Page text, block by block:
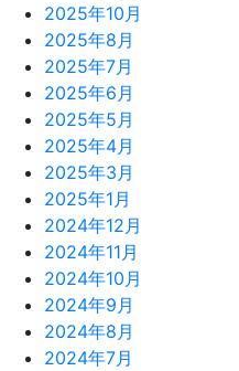
2025年10月
2025年8月
2025年7月
2025年6月
2025年5月
2025年4月
2025年3月
2025年1月
2024年12月
2024年11月
2024年10月
2024年9月
2024年8月
2024年7月